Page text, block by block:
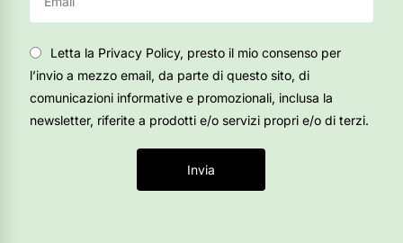
Letta la Privacy Policy, presto il mio consenso per
l’invio a mezzo email, da parte di questo sito, di
comunicazioni informative e promozionali, inclusa la
newsletter, riferite a prodotti e/o servizi propri e/o di terzi.
Invia